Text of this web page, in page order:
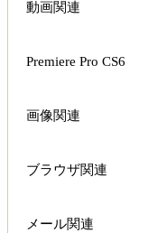
動画関連
Premiere Pro CS6
画像関連
ブラウザ関連
メール関連